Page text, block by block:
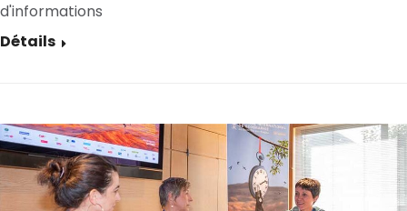
d'informations
Détails